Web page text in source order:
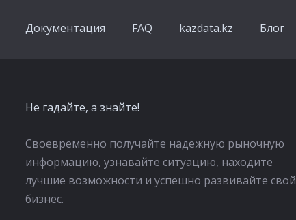
Документация FAQ kazdata.kz Блог
Не гадайте, а знайте!
Своевременно получайте надежную рыночную
информацию, узнавайте ситуацию, находите
лучшие возможности и успешно развивайте свой
бизнес.